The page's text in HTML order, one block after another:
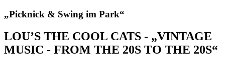
„Picknick & Swing im Park“
LOU’S THE COOL CATS - „VINTAGE
MUSIC - FROM THE 20S TO THE 20S“